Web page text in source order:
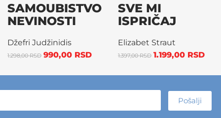
SAMOUBISTVO
NEVINOSTI
Džefri Judžinidis
1.298,00RSD 990,00 RSD
SVE MI
ISPRIČAJ
Elizabet Straut
1.397,00RSD 1.199,00 RSD
Pošalji